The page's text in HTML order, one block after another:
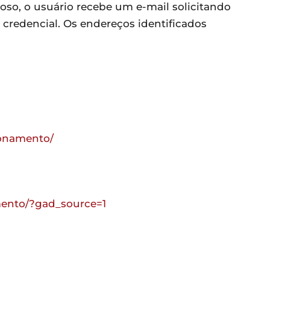
o usuário recebe um e-mail solicitando
Os endereços identificados
?gad_source=1